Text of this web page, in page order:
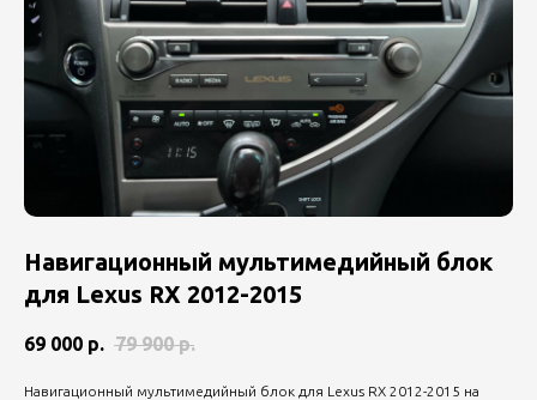
Навигационный мультимедийный блок
для Lexus RX 2012-2015
69 000 р. 79 900 р.
Навигационный мультимедийный блок для Lexus RX 2012-2015 на